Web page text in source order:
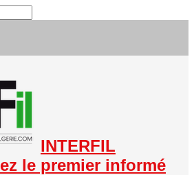
INTERFIL
le premier informé